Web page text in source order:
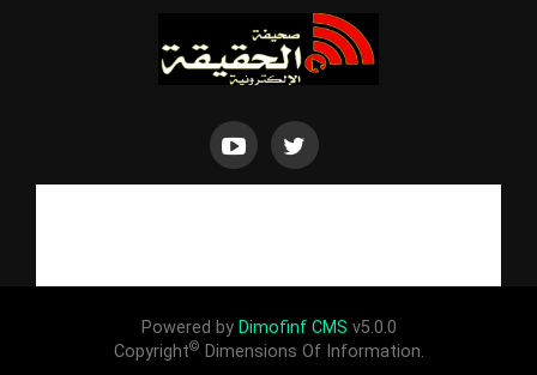
Powered by Dimofinf CMS v5.0.0
Copyright© Dimensions Of Information.